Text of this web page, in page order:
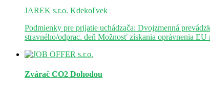
JAREK s.r.o. Kdekoľvek
Podmienky pre prijatie uchádzača: Dvojzmenná
stravného/odprac. deň Možnosť získania oprávnenia
Zvárač CO2 Dohodou